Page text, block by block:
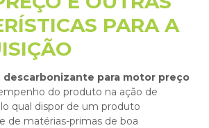
PARA A
descarbonizante para motor preço
do produto na ação de
qual dispor de um produto
de matérias-primas de boa